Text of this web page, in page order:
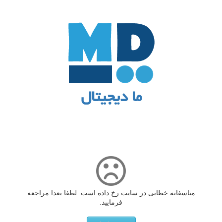
ما دیجیتال
متاسفانه خطایی در سایت رخ داده است. لطفا بعدا مراجعه
فرمایید.